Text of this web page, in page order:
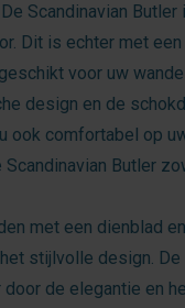
Scandinavian
Dit is echter met een
voor uw
design en de
ook comfortabel op
Butler
met een dienblad
stijlvolle design. De
de elegantie en